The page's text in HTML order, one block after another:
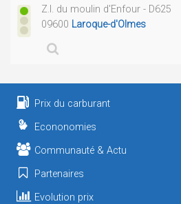
Z.I. du moulin d'Enfour - D625
09600 Laroque-d'Olmes
Prix du carburant
Econonomies
Communauté & Actu
Partenaires
Evolution prix